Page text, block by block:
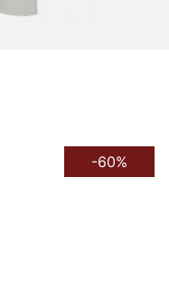
-60%